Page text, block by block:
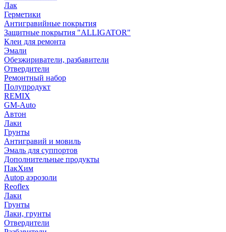
Лак
Герметики
Антигравийные покрытия
Защитные покрытия "ALLIGATOR"
Клеи для ремонта
Эмали
Обезжириватели, разбавители
Отвердители
Ремонтный набор
Полупродукт
REMIX
GM-Auto
Автон
Лаки
Грунты
Антигравий и мовиль
Эмаль для суппортов
Дополнительные продукты
ПакХим
Autop аэрозоли
Reoflex
Лаки
Грунты
Лаки, грунты
Отвердители